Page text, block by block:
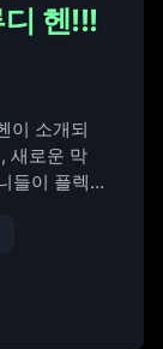
헨!!!
이 소개되
새로운 막
들이 플렉
디헨 #서머
류소 #플